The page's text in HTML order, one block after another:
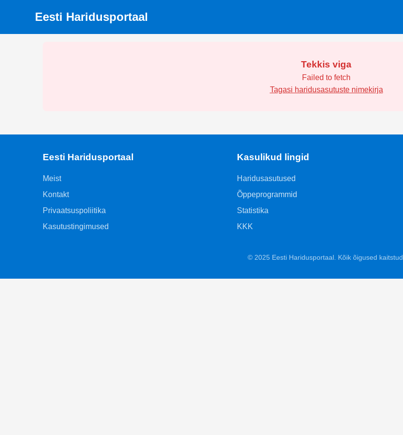
Eesti Haridusportaal
Tekkis viga
Failed to fetch
Tagasi haridusasutuste nimekirja
Eesti Haridusportaal
Meist
Kontakt
Privaatsuspoliitika
Kasutustingimused
Kasulikud lingid
Haridusasutused
Õppeprogrammid
Statistika
KKK
© 2025 Eesti Haridusportaal. Kõik õigused kaitstud.